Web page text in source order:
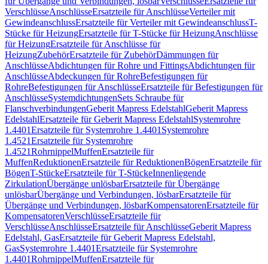
VerschlüsseAnschlüsseErsatzteile für AnschlüsseVerteiler mit
GewindeanschlussErsatzteile für Verteiler mit GewindeanschlussT-
Stücke für HeizungErsatzteile für T-Stücke für HeizungAnschlüsse
für HeizungErsatzteile für Anschlüsse für
HeizungZubehörErsatzteile für ZubehörDämmungen für
AnschlüsseAbdichtungen für Rohre und FittingsAbdichtungen für
AnschlüsseAbdeckungen für RohreBefestigungen für
RohreBefestigungen für AnschlüsseErsatzteile für Befestigungen für
AnschlüsseSystemdichtungenSets Schraube für
FlanschverbindungenGeberit Mapress EdelstahlGeberit Mapress
EdelstahlErsatzteile für Geberit Mapress EdelstahlSystemrohre
1.4401Ersatzteile für Systemrohre 1.4401 Systemrohre
1.4521Ersatzteile für Systemrohre
1.4521RohrnippelMuffenErsatzteile für
MuffenReduktionenErsatzteile für ReduktionenBögenErsatzteile für
BögenT-StückeErsatzteile für T-StückeInnenliegende
ZirkulationÜbergänge unlösbarErsatzteile für Übergänge
unlösbarÜbergänge und Verbindungen, lösbarErsatzteile für
Übergänge und Verbindungen, lösbarKompensatorenErsatzteile für
KompensatorenVerschlüsseErsatzteile für
VerschlüsseAnschlüsseErsatzteile für AnschlüsseGeberit Mapress
Edelstahl, GasErsatzteile für Geberit Mapress Edelstahl,
GasSystemrohre 1.4401Ersatzteile für Systemrohre
1.4401RohrnippelMuffenErsatzteile für